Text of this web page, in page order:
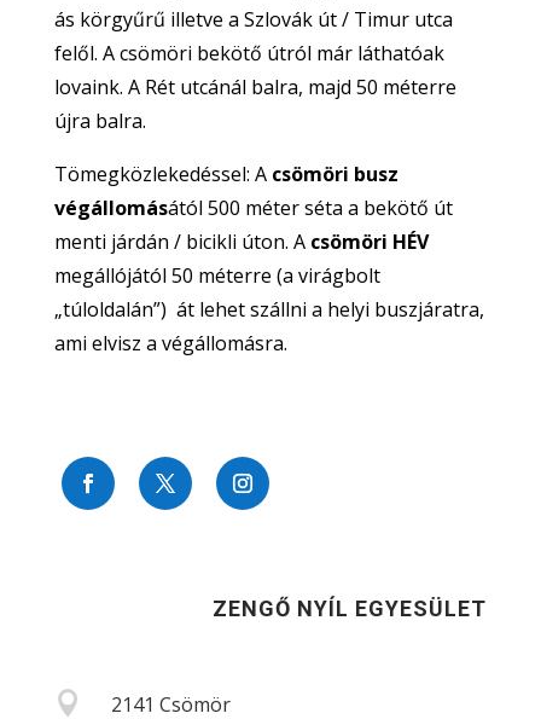
ás körgyűrű illetve a Szlovák út / Timur utca
felől. A csömöri bekötő útról már láthatóak
lovaink. A Rét utcánál balra, majd 50 méterre
újra balra.
Tömegközlekedéssel: A csömöri busz
végállomásától 500 méter séta a bekötő út
menti járdán / bicikli úton. A csömöri HÉV
megállójától 50 méterre (a virágbolt
„túloldalán”) át lehet szállni a helyi buszjáratra,
ami elvisz a végállomásra.
ZENGŐ NYÍL EGYESÜLET

2141 Csömör